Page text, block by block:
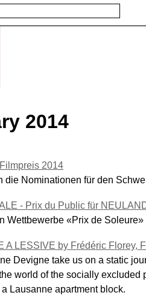
2014
2014
die Nominationen für den
- Prix du Public für
Wettbewerbe «Prix de
A LESSIVE by Frédéric Florey,
Devigne take us on a static
world of the socially excluded
Lausanne apartment block.